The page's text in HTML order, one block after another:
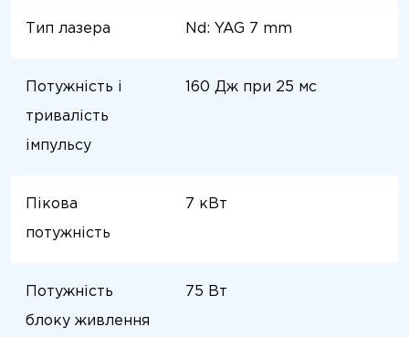
Тип лазера Nd: YAG 7 mm
Потужність і
тривалість
імпульсу
160 Дж при 25 мс
Пікова
потужність
7 кВт
Потужність
блоку живлення
75 Вт